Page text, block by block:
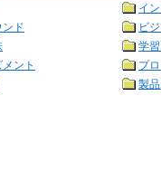
イ
ド
ビ
学
ント
プ
製